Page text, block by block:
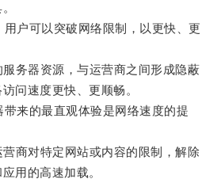
可以突破网络限制，以更快、更
器资源，与运营商之间形成隐蔽
问速度更快、更顺畅。
来的最直观体验是网络速度的提
对特定网站或内容的限制，解除
用的高速加载。